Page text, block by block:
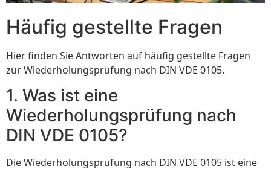
Häufig gestellte Fragen
Hier finden Sie Antworten auf häufig gestellte Fragen
zur Wiederholungsprüfung nach DIN VDE 0105.
1. Was ist eine
Wiederholungsprüfung nach
DIN VDE 0105?
Die Wiederholungsprüfung nach DIN VDE 0105 ist eine